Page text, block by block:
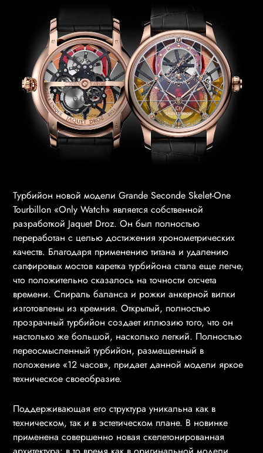
Турбийон новой модели Grande Seconde Skelet-One
Tourbillon «Only Watch» является собственной
разработкой Jaquet Droz. Он был полностью
переработан с целью достижения хронометрических
качеств. Благодаря применению титана и удалению
сапфировых мостов каретка турбийона стала еще легче,
что положительно сказалось на точности отсчета
времени. Спираль баланса и рожки анкерной вилки
изготовлены из кремния. Открытый, полностью
прозрачный турбийон создает иллюзию того, что он
настолько же большой, насколько легкий. Полностью
переосмысленный турбийон, размещенный в
положение «12 часов», придает данной модели яркое
техническое своеобразие.
Поддерживающая его структура уникальна как в
техническом, так и в эстетическом плане. В новинке
применена совершенно новая скелетонированная